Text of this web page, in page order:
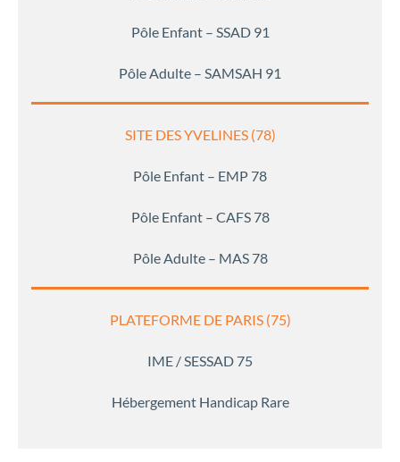
Pôle Enfant – SSAD 91
Pôle Adulte – SAMSAH 91
SITE DES YVELINES (78)
Pôle Enfant – EMP 78
Pôle Enfant – CAFS 78
Pôle Adulte – MAS 78
PLATEFORME DE PARIS (75)
IME / SESSAD 75
Hébergement Handicap Rare